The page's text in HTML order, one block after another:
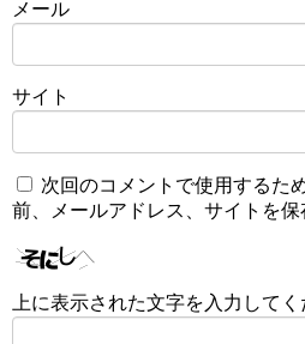
メール
サイト
次回のコメントで使用するた
前、メールアドレス、サイトを保
上に表示された文字を入力してく